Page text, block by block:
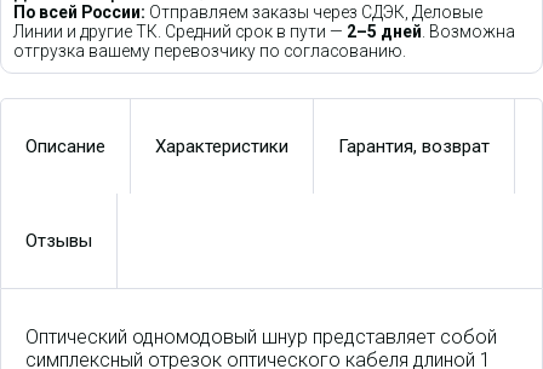
По всей России: Отправляем заказы через СДЭК, Деловые
Линии и другие ТК. Средний срок в пути — 2–5 дней. Возможна
отгрузка вашему перевозчику по согласованию.
Описание Характеристики Гарантия, возврат
Отзывы
Оптический одномодовый шнур представляет собой
симплексный отрезок оптического кабеля длиной 1